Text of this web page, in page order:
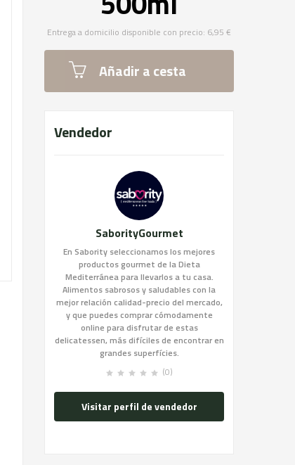
Entrega a domicilio disponible con precio: 6,95 €
Añadir a cesta
Vendedor
SaborityGourmet
En Sabority seleccionamos los mejores
productos gourmet de la Dieta
Mediterránea para llevarlos a tu casa.
Alimentos sabrosos y saludables con la
mejor relación calidad-precio del mercado,
y que puedes comprar cómodamente
online para disfrutar de estas
delicatessen, más difíciles de encontrar en
grandes superfícies.
(0)
Visitar perfil de vendedor